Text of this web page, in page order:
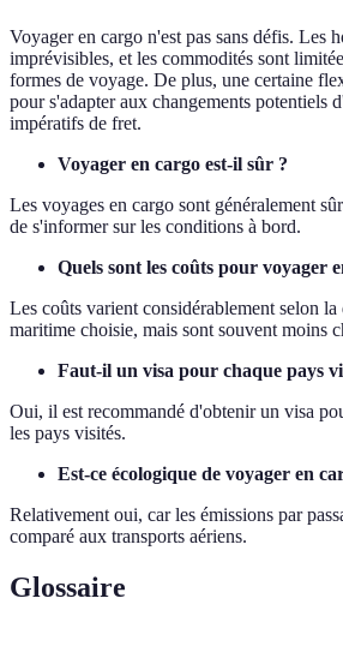
Voyager en cargo n'est pas sans défis. Les
imprévisibles, et les commodités sont
formes de voyage. De plus, une certaine
pour s'adapter aux changements potentiels
impératifs de fret.
Voyager en cargo est-il sûr ?
Les voyages en cargo sont généralement
de s'informer sur les conditions à bord.
Quels sont les coûts pour voyager
Les coûts varient considérablement selon
maritime choisie, mais sont souvent moins
Faut-il un visa pour chaque pays
Oui, il est recommandé d'obtenir un visa
les pays visités.
Est-ce écologique de voyager en
Relativement oui, car les émissions par
comparé aux transports aériens.
Glossaire